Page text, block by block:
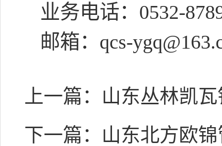
业务电话： 0532-
邮箱： qcs-
上一篇： 山东丛林凯
下一篇： 山东北方欧